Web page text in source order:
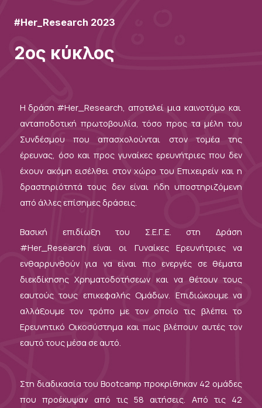
#Her_Research 2023
2ος κύκλος
Η δράση #Her_Research, αποτελεί μια καινοτόμο και
ανταποδοτική πρωτοβουλία, τόσο προς τα μέλη του
Συνδέσμου που απασχολούνται στον τομέα της
έρευνας, όσο και προς γυναίκες ερευνήτριες που δεν
έχουν ακόμη εισέλθει στον χώρο του Επιχειρείν και η
δραστηριότητά τους δεν είναι ήδη υποστηριζόμενη
από άλλες επίσημες δράσεις.
Βασική επιδίωξη του Σ.Ε.Γ.Ε. στη Δράση
#Her_Research είναι οι Γυναίκες Ερευνήτριες να
ενθαρρυνθούν για να είναι πιο ενεργές σε θέματα
διεκδίκησης Χρηματοδοτήσεων και να θέτουν τους
εαυτούς τους επικεφαλής Ομάδων. Επιδιώκουμε να
αλλάξουμε τον τρόπο με τον οποίο τις βλέπει το
Ερευνητικό Οικοσύστημα και πως βλέπουν αυτές τον
εαυτό τους μέσα σε αυτό.
Στη διαδικασία του Bootcamp προκρίθηκαν 42 ομάδες
που προέκυψαν από τις 58 αιτήσεις. Από τις 42